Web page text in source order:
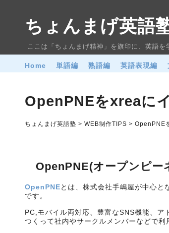
ちょんまげ英語
ここは「ちょんまげ精神」を旗印に、英語
Home 単語編 熟語編 英語表現編
OpenPNEをxreaに
ちょんまげ英語塾 > WEB制作TIPS > OpenPNE
OpenPNE(オープンピー
OpenPNEとは、株式会社手嶋屋が中心と
です。
PC,モバイル両対応、豊富なSNS機能、
つくって社内やサークルメンバーなどで利